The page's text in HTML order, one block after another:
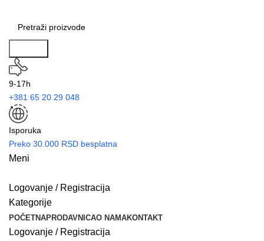
9-17h
+381 65 20 29 048
Isporuka
Preko 30.000 RSD besplatna
Meni
Logovanje / Registracija
Kategorije
POČETNAPRODAVNICAO NAMAKONTAKT
Logovanje / Registracija